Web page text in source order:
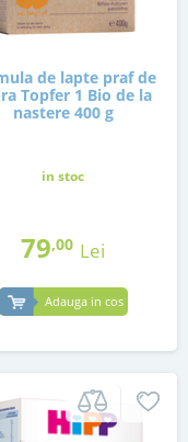
de lapte praf de
Topfer 1 Bio de la
nastere 400 g
in stoc
79,00 Lei
Adauga in cos